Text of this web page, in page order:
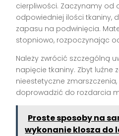
cierpliwości. Zaczynamy od
odpowiedniej ilości tkaniny,
zapasu na podwinięcia.
stopniowo, rozpoczynając
Należy zwrócić szczególną
napięcie tkaniny. Zbyt luźne
nieestetyczne
doprowadzić do rozdarcia
Proste sposoby na
wykonanie klosza do